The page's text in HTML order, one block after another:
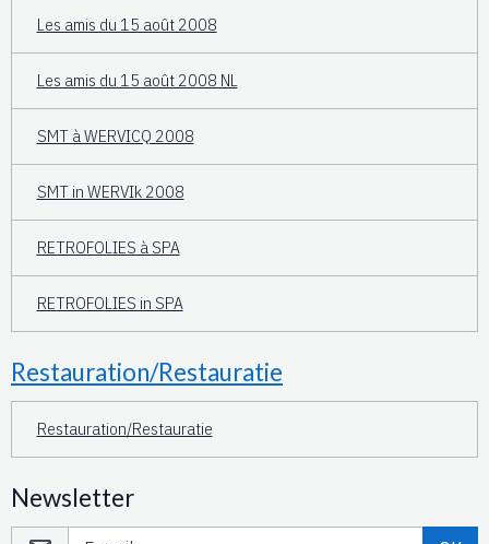
Les amis du 15 août 2008
Les amis du 15 août 2008 NL
SMT à WERVICQ 2008
SMT in WERVIk 2008
RETROFOLIES à SPA
RETROFOLIES in SPA
Restauration/Restauratie
Restauration/Restauratie
Newsletter